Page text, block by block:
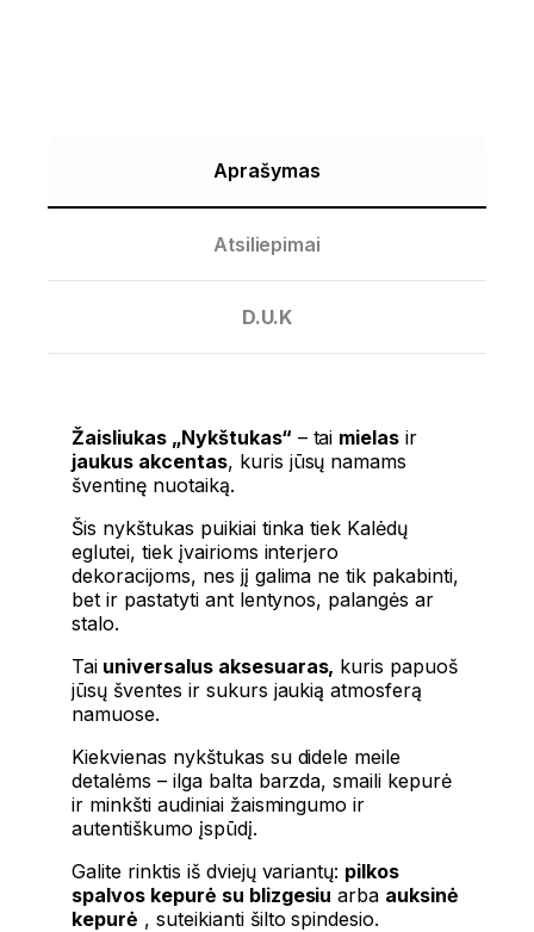
Aprašymas
Atsiliepimai
D.U.K
Žaisliukas „Nykštukas“ – tai mielas ir
jaukus akcentas, kuris jūsų namams
šventinę nuotaiką.
Šis nykštukas puikiai tinka tiek Kalėdų
eglutei, tiek įvairioms interjero
dekoracijoms, nes jį galima ne tik pakabinti,
bet ir pastatyti ant lentynos, palangės ar
stalo.
Taiuniversalus aksesuaras, kuris papuoš
jūsų šventes ir sukurs jaukią atmosferą
namuose.
Kiekvienas nykštukas su didele meile
detalėms – ilga balta barzda, smaili kepurė
ir minkšti audiniai žaismingumo ir
autentiškumo įspūdį.
Galite rinktis iš dviejų variantų: pilkos
spalvos kepurė su blizgesiu arba auksinė
kepurė , suteikianti šilto spindesio.